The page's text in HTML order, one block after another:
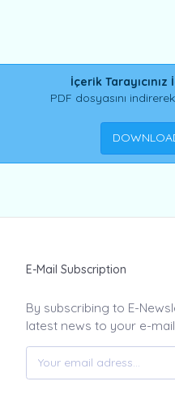
İçerik
PDF dosyasını
E-Mail Subscription
By subscribing to E-
latest news to your e-